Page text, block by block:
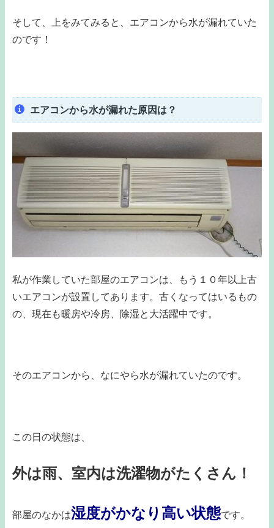
そして、上をみてみると、エアコンから水が漏れていた
のです！
エアコンから水が漏れた原因は？
私が作業していた部屋のエアコンは、もう１０年以上古
いエアコンが設置してあります。古くなってはいるもの
の、現在も暖房や冷房、除湿と大活躍中です。
そのエアコンから、なにやら水が漏れていたのです。
この日の状態は、
外は雨、室内は洗濯物がたくさん！
部屋のなかは湿度がかなり高い状態です。